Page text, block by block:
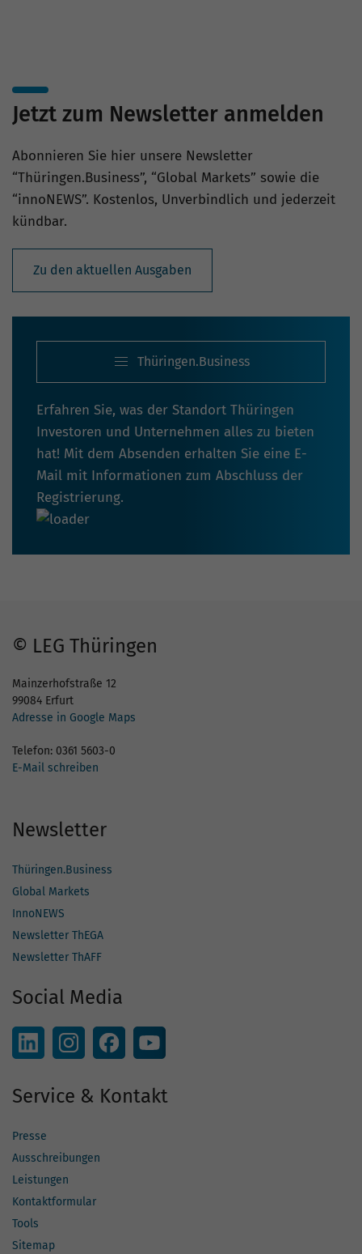
Jetzt zum Newsletter anmelden
Abonnieren Sie hier unsere Newsletter
“Thüringen.Business”, “Global Markets” sowie die
“innoNEWS”. Kostenlos, Unverbindlich und jederzeit
kündbar.
Zu den aktuellen Ausgaben
Thüringen.Business
Erfahren Sie, was der Standort Thüringen
Investoren und Unternehmen alles zu bieten
hat! Mit dem Absenden erhalten Sie eine E-
Mail mit Informationen zum Abschluss der
Registrierung.
© LEG Thüringen
Mainzerhofstraße 12
99084 Erfurt
Adresse in Google Maps
Telefon: 0361 5603-0
E-Mail schreiben
Newsletter
Thüringen.Business
Global Markets
InnoNEWS
Newsletter ThEGA
Newsletter ThAFF
Social Media
Service & Kontakt
Presse
Ausschreibungen
Leistungen
Kontaktformular
Tools
Sitemap